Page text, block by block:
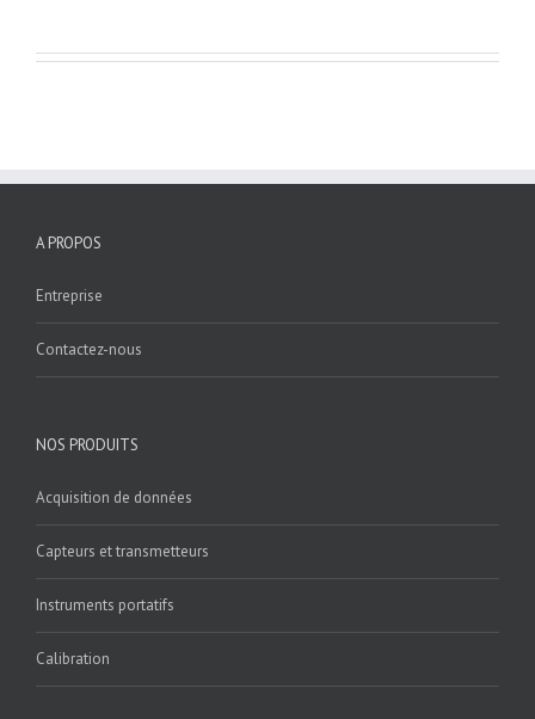
A PROPOS
Entreprise
Contactez-nous
NOS PRODUITS
Acquisition de données
Capteurs et transmetteurs
Instruments portatifs
Calibration